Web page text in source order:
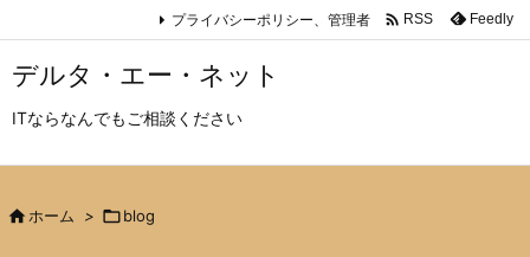
デルタ・エー・ネット
ITならなんでもご相談ください
プライバシーポリシー、管理者  RSS Feedly
 ホーム > blog